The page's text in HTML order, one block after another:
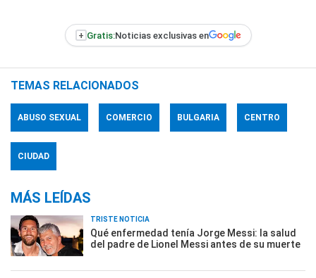
+ Gratis:Noticias exclusivas en
TEMAS RELACIONADOS
ABUSO SEXUAL COMERCIO BULGARIA CENTRO
CIUDAD
MÁS LEÍDAS
TRISTE NOTICIA
Qué enfermedad tenía Jorge Messi: la salud
del padre de Lionel Messi antes de su muerte